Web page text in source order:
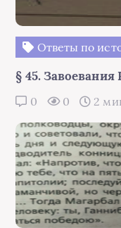
Ответы по
§ 45.
0 0 2